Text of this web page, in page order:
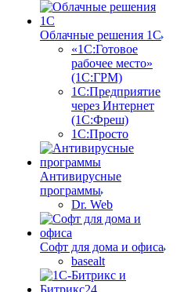
Облачные решения 1С
«1C:Готовое
рабочее место»
(1С:ГРМ)
1С:Предприятие
через Интернет
(1С:Фреш)
1С:Просто
Антивирусные
программы
Dr. Web
Софт для дома и офиса
basealt